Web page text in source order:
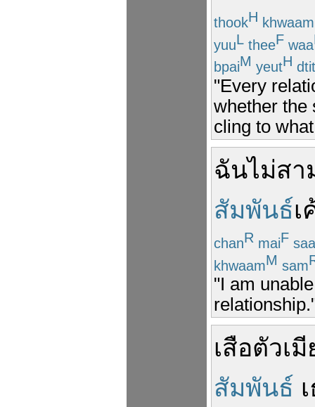
thookH khwaam
yuuL theeF waa
bpaiM yeutH dtit
"Every
whether the
cling to
ฉันไม่สา
สัมพันธ์เ
chanR maiF saa
khwaamM sam
"I am
เสือตัวเมี
สัมพันธ์